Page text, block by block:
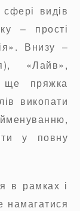
видів
– прості
Внизу –
«Лайв»,
ще пряжка
викопати
у повну
в рамках і
намагатися